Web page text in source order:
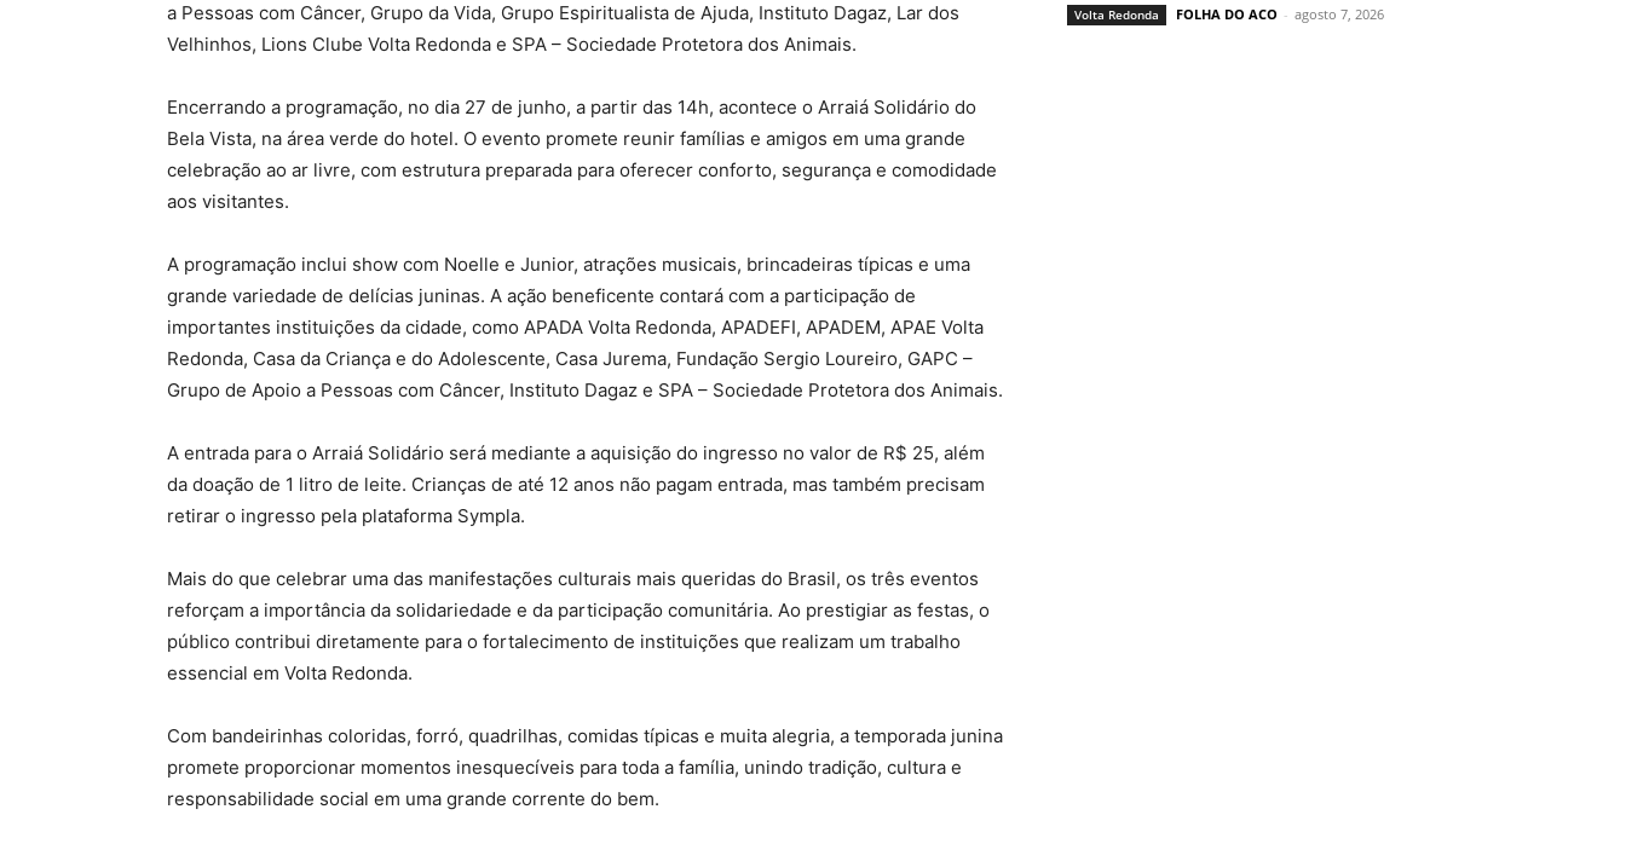
a Pessoas com Câncer, Grupo da Vida, Grupo Espiritualista de Ajuda, Instituto Dagaz, Lar dos
Velhinhos, Lions Clube Volta Redonda e SPA – Sociedade Protetora dos Animais.
Encerrando a programação, no dia 27 de junho, a partir das 14h, acontece o Arraiá Solidário do
Bela Vista, na área verde do hotel. O evento promete reunir famílias e amigos em uma grande
celebração ao ar livre, com estrutura preparada para oferecer conforto, segurança e comodidade
aos visitantes.
A programação inclui show com Noelle e Junior, atrações musicais, brincadeiras típicas e uma
grande variedade de delícias juninas. A ação beneficente contará com a participação de
importantes instituições da cidade, como APADA Volta Redonda, APADEFI, APADEM, APAE Volta
Redonda, Casa da Criança e do Adolescente, Casa Jurema, Fundação Sergio Loureiro, GAPC –
Grupo de Apoio a Pessoas com Câncer, Instituto Dagaz e SPA – Sociedade Protetora dos Animais.
A entrada para o Arraiá Solidário será mediante a aquisição do ingresso no valor de R$ 25, além
da doação de 1 litro de leite. Crianças de até 12 anos não pagam entrada, mas também precisam
retirar o ingresso pela plataforma Sympla.
Mais do que celebrar uma das manifestações culturais mais queridas do Brasil, os três eventos
reforçam a importância da solidariedade e da participação comunitária. Ao prestigiar as festas, o
público contribui diretamente para o fortalecimento de instituições que realizam um trabalho
essencial em Volta Redonda.
Com bandeirinhas coloridas, forró, quadrilhas, comidas típicas e muita alegria, a temporada junina
promete proporcionar momentos inesquecíveis para toda a família, unindo tradição, cultura e
responsabilidade social em uma grande corrente do bem.
Volta Redonda FOLHA DO ACO - agosto 7, 2026